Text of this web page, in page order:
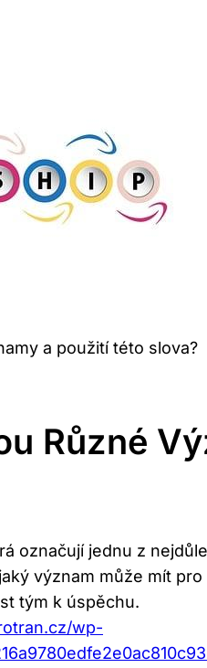
a použití této slova?
Různé
označují⁤ jednu ‌z
význam může mít
tým k úspěchu.
wp-